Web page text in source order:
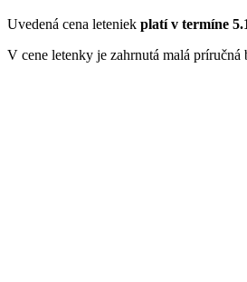
Uvedená cena leteniek platí v termíne
V cene letenky je zahrnutá malá